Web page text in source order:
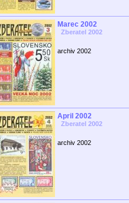
Marec 2002
Zberatel 2002
archiv 2002
April 2002
Zberatel 2002
archiv 2002